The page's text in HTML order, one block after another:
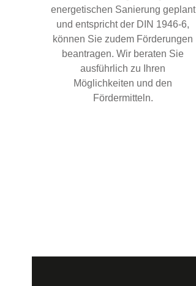
energetischen Sanierung geplant
und entspricht der DIN 1946-6,
können Sie zudem Förderungen
beantragen. Wir beraten Sie
ausführlich zu Ihren
Möglichkeiten und den
Fördermitteln.